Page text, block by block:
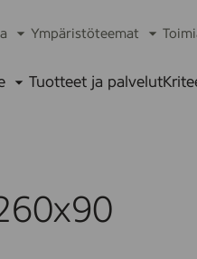
Ympäristöteemat
Tuotteet ja palvelut